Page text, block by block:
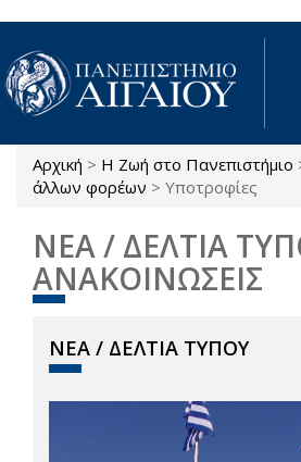
Παράκαμψη προς το κυρίως περιεχόμενο
Είστε εδώ
Αρχική > Η Ζωή στο Πανεπιστήμιο
άλλων φορέων > Υποτροφίες
ΝΕΑ / ΔΕΛΤΙΑ
ΑΝΑΚΟΙΝΩΣΕΙΣ
ΝΕΑ / ΔΕΛΤΙΑ ΤΥΠΟΥ